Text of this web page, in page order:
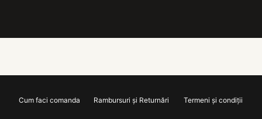
Cum faci comanda Rambursuri și Returnări Termeni și condiții